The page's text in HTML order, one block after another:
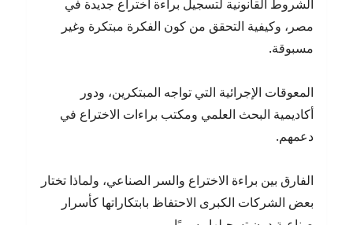
الشروط القانونية لتسجيل براءة اختراع جديدة في
مصر، وكيفية التحقق من كون الفكرة مبتكرة وغير
مسبوقة.
المعوقات الإجرائية التي تواجه المبتكرين، ودور
أكاديمية البحث العلمي ومكتب براءات الاختراع في
دعمهم.
الفارق بين براءة الاختراع والسر الصناعي، ولماذا تختار
بعض الشركات الكبرى الاحتفاظ بابتكاراتها كأسرار